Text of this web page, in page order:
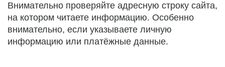
Внимательно проверяйте адресную строку сайта,
на котором читаете информацию. Особенно
внимательно, если указываете личную
информацию или платёжные данные.